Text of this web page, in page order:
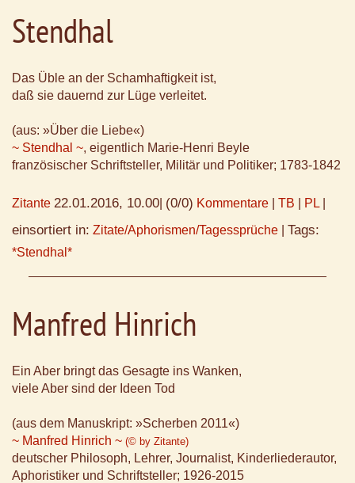
Stendhal
Das Üble an der Schamhaftigkeit ist,
daß sie dauernd zur Lüge verleitet.
(aus: »Über die Liebe«)
~ Stendhal ~, eigentlich Marie-Henri Beyle
französischer Schriftsteller, Militär und Politiker; 1783-1842
Zitante 22.01.2016, 10.00 (0/0) Kommentare TB PL
einsortiert in: Zitate/Aphorismen/Tagessprüche Tags:
*Stendhal*
Manfred Hinrich
Ein Aber bringt das Gesagte ins Wanken,
viele Aber sind der Ideen Tod
(aus dem Manuskript: »Scherben 2011«)
~ Manfred Hinrich ~ (© by Zitante)
deutscher Philosoph, Lehrer, Journalist, Kinderliederautor,
Aphoristiker und Schriftsteller; 1926-2015